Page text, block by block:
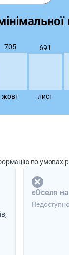
705
жовт
691
лист
по умовах
єОселя
Недоступно